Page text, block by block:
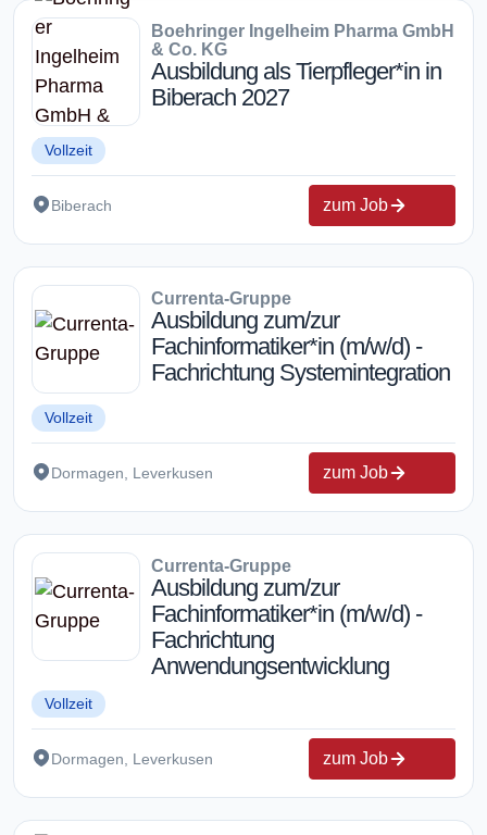
Boehringer Ingelheim Pharma GmbH
& Co. KG
Ausbildung als Tierpfleger*in in
Biberach 2027
Vollzeit
Biberach zum Job
Currenta-Gruppe
Ausbildung zum/zur
Fachinformatiker*in (m/w/d) -
Fachrichtung Systemintegration
Vollzeit
Dormagen, Leverkusen zum Job
Currenta-Gruppe
Ausbildung zum/zur
Fachinformatiker*in (m/w/d) -
Fachrichtung
Anwendungsentwicklung
Vollzeit
Dormagen, Leverkusen zum Job